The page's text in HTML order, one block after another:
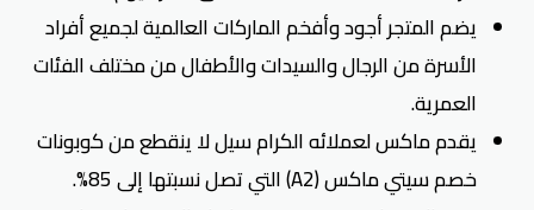
يضم المتجر أجود وأفخم الماركات العالمية لجميع أفراد
الأسرة من الرجال والسيدات والأطفال من مختلف الفئات
العمرية.
يقدم ماكس لعملائه الكرام سيل لا ينقطع من كوبونات
خصم سيتي ماكس (A2) التي تصل نسبتها إلى 85%.